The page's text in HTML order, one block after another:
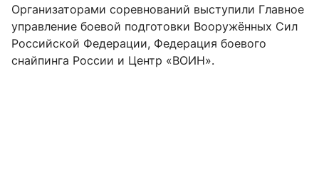
Организаторами соревнований выступили Главное
управление боевой подготовки Вооружённых Сил
Российской Федерации, Федерация боевого
снайпинга России и Центр «ВОИН».